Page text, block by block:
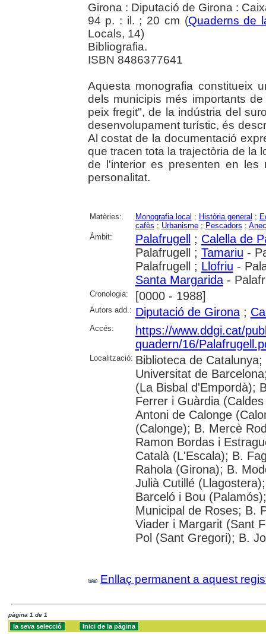
Girona : Diputació de Girona :
94 p. : il. ; 20 cm (Quaderns de
Locals, 14)
Bibliografia.
ISBN 8486377641
Aquesta monografia constitueix
dels municipis més importants
peix fregit", de la indústria del
desenvolupament turístic, és
Al costat de la documentació
que tracen tota la trajectòria de la
de l'interior es presenten en les
personalitat.
Matèries: Monografia local ; Història general ;
cafès ; Urbanisme; Pescadors ;
Àmbit:
Palafrugell ; Calella de
Palafrugell ; Tamariu -
Palafrugell ; Llofriu -
Santa Margarida-
Cronologia: [0000 - 1988]
Autors add.: Diputació de Girona;
Accés:
https://www.ddgi.cat/
quadern/16/
Localització: Biblioteca de
Universitat de
(La Bisbal d'Empordà);
Ferrer i Guàrdia
Antoni de Calonge
(Calonge); B. Mercè
Ramon Bordas i
Català (L'Escala); B.
Rahola (Girona); B.
Julià Cutillé
Barceló i Bou
Municipal de Roses; B.
Viader i Margarit (Sant
Pol (Sant Gregori); B.
Enllaç permanent a aquest
pàgina 1 de 1